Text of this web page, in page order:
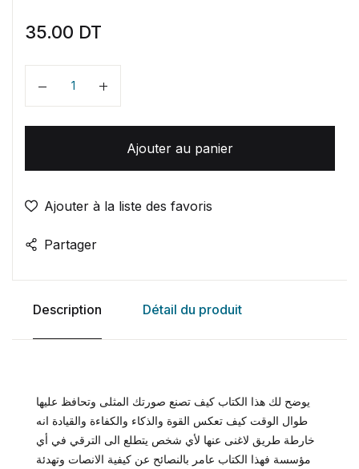
35.00 DT
Quantité
Ajouter au panier
Ajouter à la liste des favoris
Partager
Description Détail du produit
يوضح لك هذا الكتاب كيف تصنع صورتك المثلى وتحافظ عليها
طوال الوقت كيف تعكس القوة والذكاء والكفاءة والقيادة انه
خارطة طريق لاغنى عنها لأي شخص يتطلع الى الترقي في أي
مؤسسة فهذا الكتاب عامر بالنصائح عن كيفية الانصات وتهدئة